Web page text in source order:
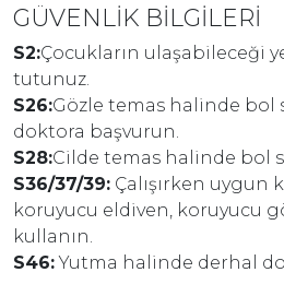
GÜVENLİK BİLGİLERİ
S2:Çocukların ulaşabileceği
tutunuz.
S26:Gözle temas halinde bol
doktora başvurun.
S28:Cilde temas halinde bol
S36/37/39: Çalışırken uygun
koruyucu eldiven, koruyucu
kullanın.
S46:Yutma halinde derhal